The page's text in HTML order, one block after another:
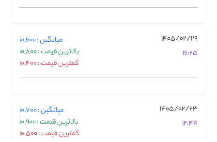
1405/02/29
16:25
میانگین : 10,600
بالاترین قیمت : 10,800
کمترین قیمت : 10,400
1405/02/23
12:44
میانگین : 10,700
بالاترین قیمت : 10,900
کمترین قیمت : 10,500